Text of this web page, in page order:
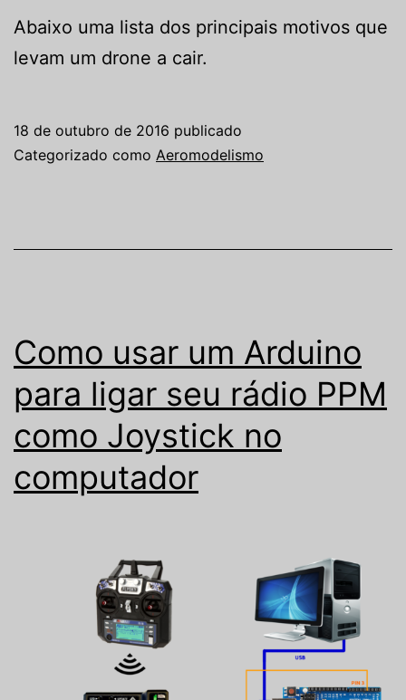
Abaixo uma lista dos principais motivos que
levam um drone a cair.
18 de outubro de 2016 publicado
Categorizado como Aeromodelismo
Como usar um Arduino
para ligar seu rádio PPM
como Joystick no
computador